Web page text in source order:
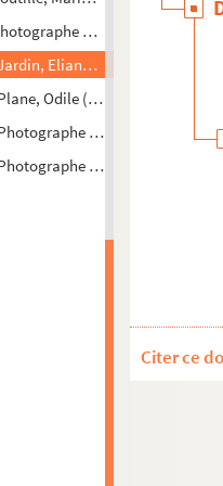
non identifié.
Eliane (photographe).
Odile (photographe).
non identifié.
non identifié.
Citer ce